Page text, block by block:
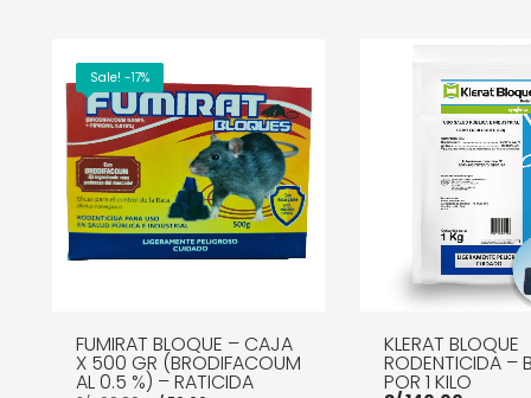
AÑADIR AL CARRITO
AÑADIR AL CARRITO
Sale! -17%
FUMIRAT BLOQUE – CAJA
X 500 GR (BRODIFACOUM
AL 0.5 %) – RATICIDA
KLERAT BLOQUE
RODENTICIDA –
POR 1 KILO